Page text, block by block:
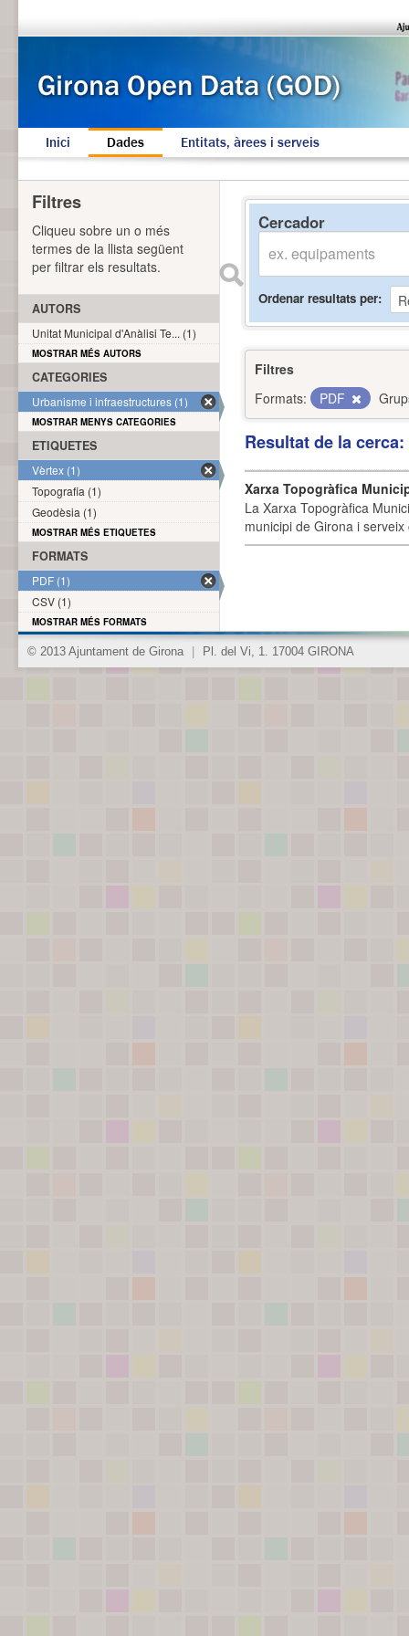
Inici Dades Entitats, àrees i serveis
Cercador
Ordenar resultats per
Filtres
Formats:
PDF
Resultat de la
Xarxa Topogràfica
La Xarxa Topogràfica
municipi de Girona i
Filtres
Cliqueu sobre un o més
termes de la llista següent
per filtrar els resultats.
AUTORS
Unitat Municipal d'Anàlisi Te... (1)
MOSTRAR MÉS AUTORS
CATEGORIES
Urbanisme i infraestructures (1)
MOSTRAR MENYS CATEGORIES
ETIQUETES
Vèrtex (1)
Topografia (1)
Geodèsia (1)
MOSTRAR MÉS ETIQUETES
FORMATS
PDF (1)
CSV (1)
MOSTRAR MÉS FORMATS
© 2013 Ajuntament de Girona Pl. del Vi, 1. 17004 GIRONA